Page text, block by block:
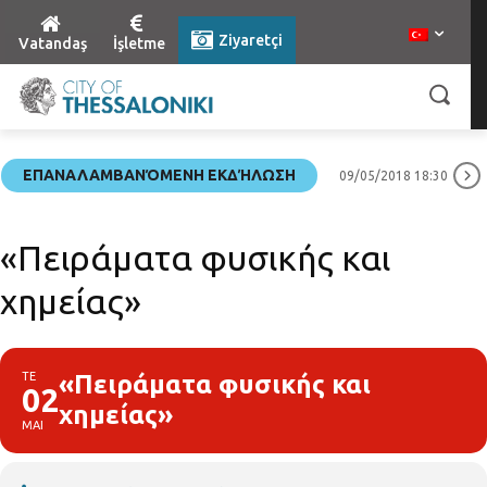
Vatandaş İşletme Ziyaretçi
ΕΠΑΝΑΛΑΜΒΑΝΌΜΕΝΗ ΕΚΔΉΛΩΣΗ 09/05/2018 18:30
«Πειράματα φυσικής και
χημείας»
ΤΕ
02
ΜΑΙ
«Πειράματα φυσικής και
χημείας»